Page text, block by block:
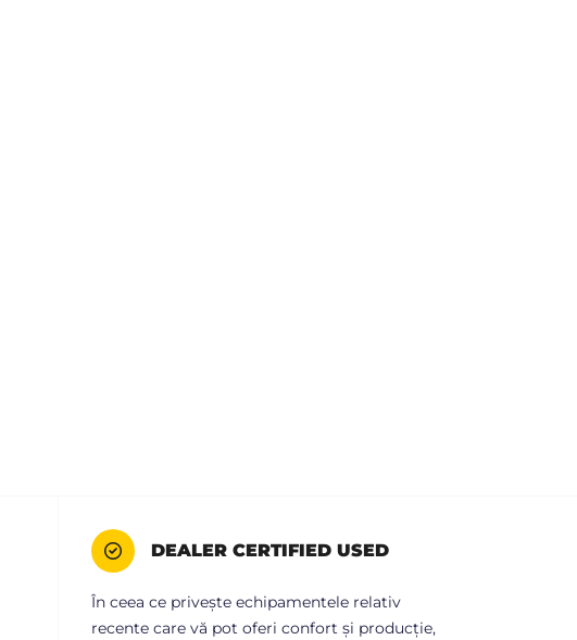
DEALER CERTIFIED USED
În ceea ce privește echipamentele relativ
recente care vă pot oferi confort și producție,